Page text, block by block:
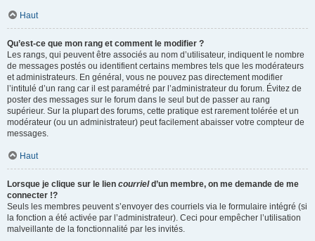
Haut
Qu’est-ce que mon rang et comment le modifier ?
Les rangs, qui peuvent être associés au nom d’utilisateur, indiquent le nombre
de messages postés ou identifient certains membres tels que les modérateurs
et administrateurs. En général, vous ne pouvez pas directement modifier
l’intitulé d’un rang car il est paramétré par l’administrateur du forum. Évitez de
poster des messages sur le forum dans le seul but de passer au rang
supérieur. Sur la plupart des forums, cette pratique est rarement tolérée et un
modérateur (ou un administrateur) peut facilement abaisser votre compteur de
messages.
Haut
Lorsque je clique sur le lien courrield’un membre, on me demande de me
connecter !?
Seuls les membres peuvent s’envoyer des courriels via le formulaire intégré (si
la fonction a été activée par l’administrateur). Ceci pour empêcher l’utilisation
malveillante de la fonctionnalité par les invités.